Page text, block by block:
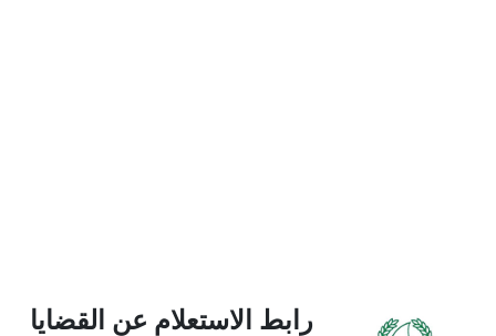
رابط الاستعلام عن القضايا